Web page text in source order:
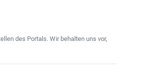
des Portals. Wir behalten uns vor,